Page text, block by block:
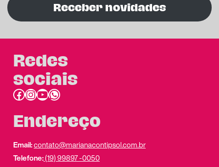
Receber novidades
Redes
sociais
Facebook InstagramYoutube link do whatsapp
Endereço
Email:contato@marianacontipsol.com.br
Telefone:(19) 99897 -0050